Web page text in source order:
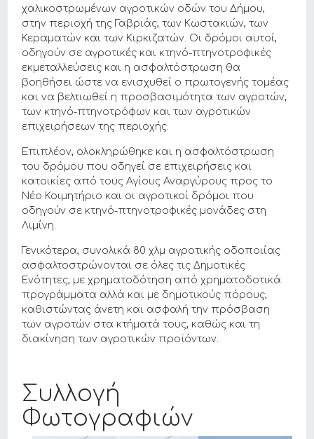
χαλικοστρωμένων αγροτικών οδών του Δήμου,
στην περιοχή της Γαβριάς, των Κωστακιών, των
Κεραματών και των Κιρκιζατών. Οι δρόμοι αυτοί,
οδηγούν σε αγροτικές και κτηνό-πτηνοτροφικές
εκμεταλλεύσεις και η ασφαλτόστρωση θα
βοηθήσει ώστε να ενισχυθεί ο πρωτογενής τομέας
και να βελτιωθεί η προσβασιμότητα των αγροτών,
των κτηνό-πτηνοτρόφων και των αγροτικών
επιχειρήσεων της περιοχής.
Επιπλέον, ολοκληρώθηκε και η ασφαλτόστρωση
του δρόμου που οδηγεί σε επιχειρήσεις και
κατοικίες από τους Αγίους Αναργύρους προς το
Νέο Κοιμητήριο και οι αγροτικοί δρόμοι που
οδηγούν σε κτηνό-πτηνοτροφικές μονάδες στη
Λιμίνη.
Γενικότερα, συνολικά 80 χλμ αγροτικής οδοποιίας
ασφαλτοστρώνονται σε όλες τις Δημοτικές
Ενότητες, με χρηματοδότηση από χρηματοδοτικά
προγράμματα αλλά και με δημοτικούς πόρους,
καθιστώντας άνετη και ασφαλή την πρόσβαση
των αγροτών στα κτήματά τους, καθώς και τη
διακίνηση των αγροτικών προϊόντων.
Συλλογή
Φωτογραφιών